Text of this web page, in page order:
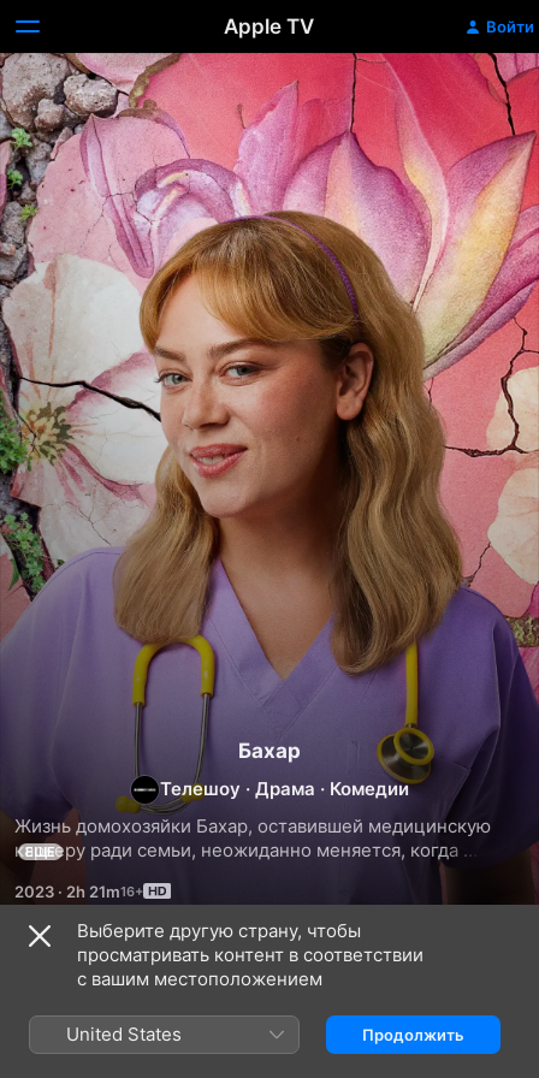
Apple TV Войти
Бахар
Телешоу · Драма · Комедии
Жизнь домохозяйки Бахар, оставившей медицинскую
карьеру ради семьи, неожиданно меняется, когда
переосмысливает свои приоритеты и решает наверстать
упущенное.
ЕЩЕ
2023 · 2h 21m
Сезон 1
Выберите другую страну, чтобы
просматривать контент в соответствии
с вашим местоположением
United States Продолжить